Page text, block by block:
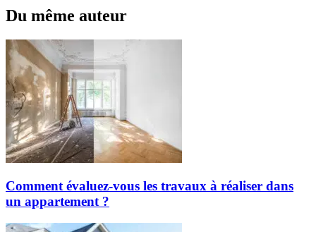
Du même auteur
Comment évaluez-vous les travaux à réaliser dans
un appartement ?